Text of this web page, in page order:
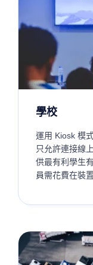
學校
運用 Kiosk 模
只允許連接線
供最有利學生
員需花費在裝